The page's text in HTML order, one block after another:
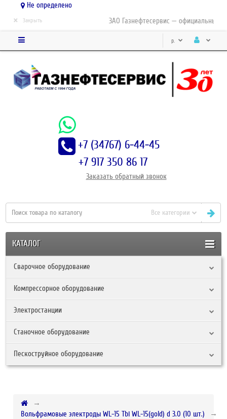
Не определено
ЗАО Газнефтесервис — официальный
× Закрыть
р.
+7 (34767) 6-44-45
+7 917 350 86 17
Заказать обратный звонок
Все категории
КАТАЛОГ
Сварочное оборудование
Компрессорное оборудование
Электростанции
Станочное оборудование
Пескоструйное оборудование
Вольфрамовые электроды WL-15 Tbi WL-15(gold) d 3.0 (10 шт.)